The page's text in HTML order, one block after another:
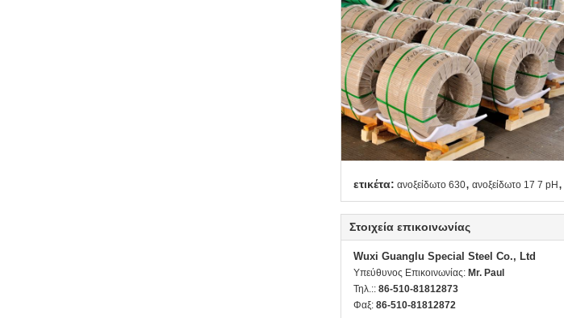
ετικέτα: ανοξείδωτο 630, ανοξείδωτο 17 7 pH ,
Στοιχεία επικοινωνίας
Wuxi Guanglu Special Steel Co., Ltd
Υπεύθυνος Επικοινωνίας: Mr. Paul
Τηλ.:: 86-510-81812873
Φαξ: 86-510-81812872